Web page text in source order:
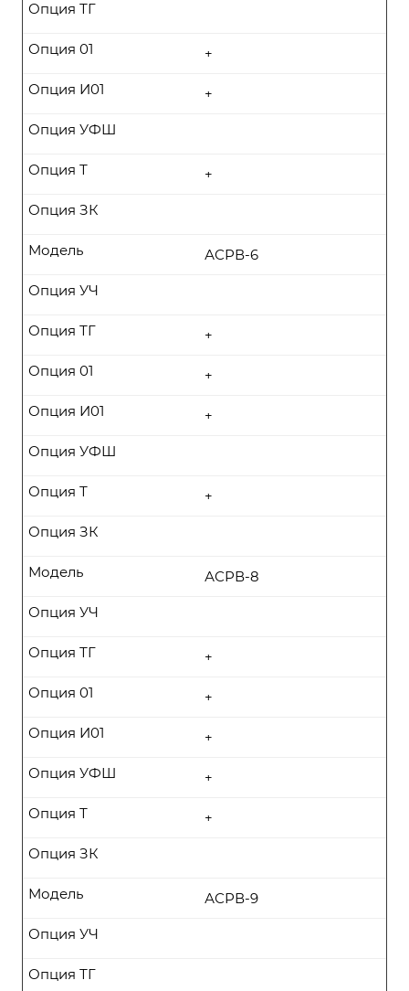
Опция ТГ
+
Опция 01
+
Опция И01
Опция УФШ
+
Опция Т
Опция ЗК
АСРВ-6
Модель
Опция УЧ
+
Опция ТГ
+
Опция 01
+
Опция И01
Опция УФШ
+
Опция Т
Опция ЗК
АСРВ-8
Модель
Опция УЧ
+
Опция ТГ
+
Опция 01
+
Опция И01
+
Опция УФШ
+
Опция Т
Опция ЗК
АСРВ-9
Модель
Опция УЧ
Опция ТГ